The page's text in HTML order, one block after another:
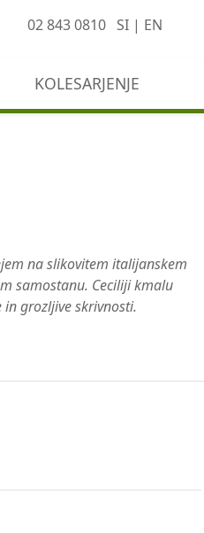
02 843 0810 SI | EN
KOLESARJENJE
na slikovitem italijanskem
samostanu. Ceciliji kmalu
grozljive skrivnosti.